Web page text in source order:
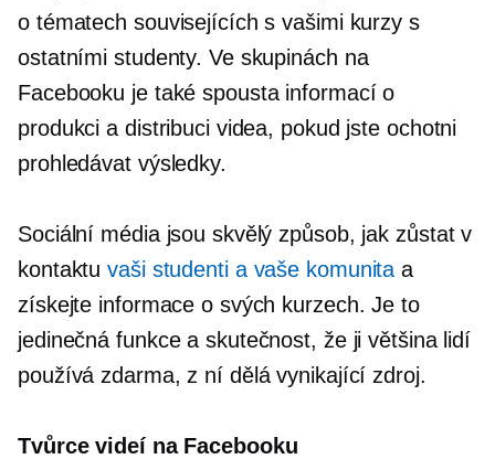
o tématech souvisejících s vašimi kurzy s
ostatními studenty. Ve skupinách na
Facebooku je také spousta informací o
produkci a distribuci videa, pokud jste ochotni
prohledávat výsledky.
Sociální média jsou skvělý způsob, jak zůstat v
kontaktuvaši studenti a vaše komunita a
získejte informace o svých kurzech. Je to
jedinečná funkce a skutečnost, že ji většina lidí
používá zdarma, z ní dělá vynikající zdroj.
Tvůrce videí na Facebooku